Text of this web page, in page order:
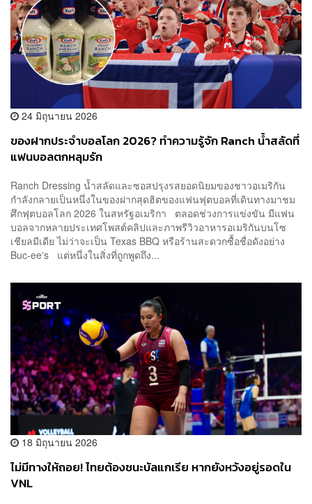
24 มิถุนายน 2026
ของฝากประจำบอลโลก 2026? ทำความรู้จัก Ranch น้ำสลัดที่
แฟนบอลตกหลุมรัก
Ranch Dressing น้ำสลัดและซอสปรุงรสยอดนิยมของชาวอเมริกัน
กำลังกลายเป็นหนึ่งในของฝากสุดฮิตของแฟนฟุตบอลที่เดินทางมาชม
ศึกฟุตบอลโลก 2026 ในสหรัฐอเมริกา ตลอดช่วงการแข่งขัน มีแฟน
บอลจากหลายประเทศโพสต์คลิปและภาพรีวิวอาหารอเมริกันบนโซ
เชียลมีเดีย ไม่ว่าจะเป็น Texas BBQ หรือร้านสะดวกซื้อชื่อดังอย่าง
Buc-ee's แต่หนึ่งในสิ่งที่ถูกพูดถึง...
18 มิถุนายน 2026
ไม่มีทางให้ถอย! ไทยต้องชนะบัลแกเรีย หากยังหวังอยู่รอดใน
VNL